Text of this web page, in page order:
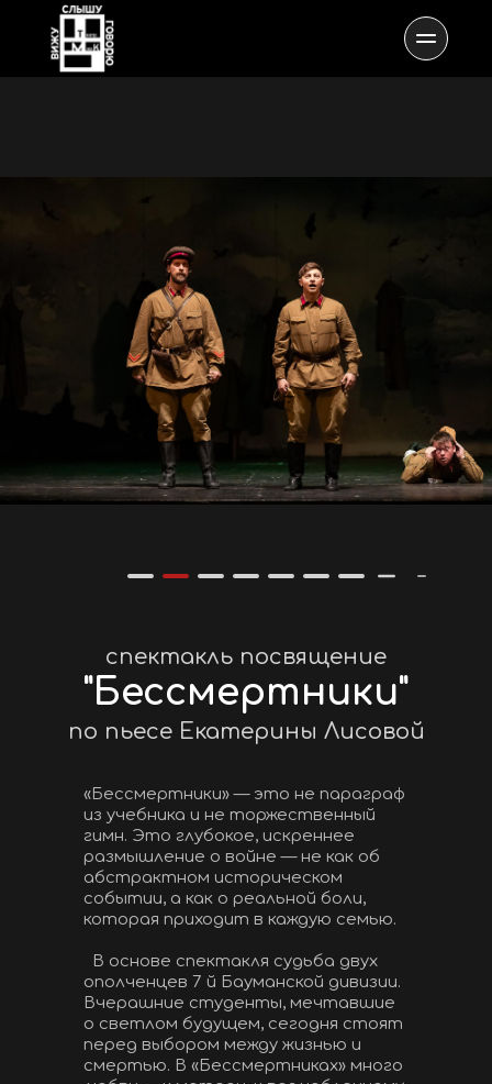
"Бессмертники"
«Бессмертники» — это не параграф
из учебника и не торжественный
гимн. Это глубокое, искреннее
размышление о войне — не как об
абстрактном историческом
событии, а как о реальной боли,
которая приходит в каждую семью.
ополченцев 7 й Бауманской дивизии.
Вчерашние студенты, мечтавшие
о светлом будущем, сегодня стоят
перед выбором между жизнью и
смертью. В «Бессмертниках» много
спектакль посвящение
по пьесе Екатерины Лисовой